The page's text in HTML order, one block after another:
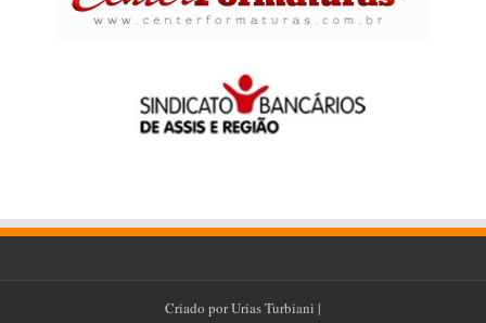
Criado porUrias Turbiani |